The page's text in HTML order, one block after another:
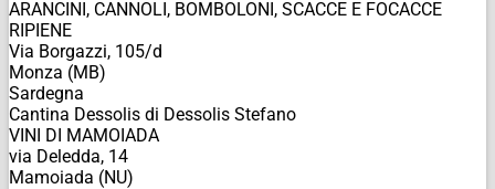
ARANCINI, CANNOLI, BOMBOLONI, SCACCE E FOCACCE
RIPIENE
Via Borgazzi, 105/d
Monza (MB)
Sardegna
Cantina Dessolis di Dessolis Stefano
VINI DI MAMOIADA
via Deledda, 14
Mamoiada (NU)